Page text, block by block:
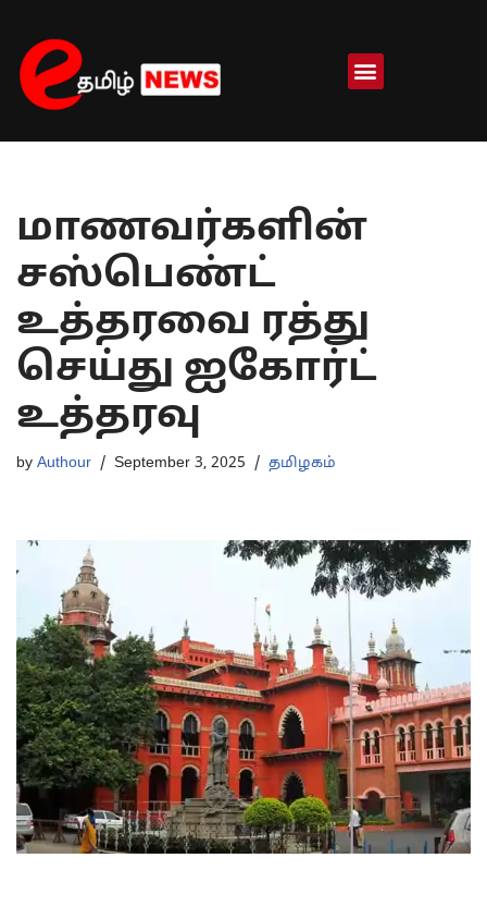
Skip
to
content
மாணவர்களின்
சஸ்பெண்ட்
உத்தரவை ரத்து
செய்து ஐகோர்ட்
உத்தரவு
by Authour September 3, 2025 தமிழகம்